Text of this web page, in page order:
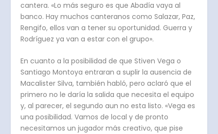
cantera. «Lo más seguro es que Abadía vaya al
banco. Hay muchos canteranos como Salazar, Paz,
Rengifo, ellos van a tener su oportunidad. Guerra y
Rodríguez ya van a estar con el grupo».
En cuanto a la posibilidad de que Stiven Vega o
Santiago Montoya entraran a suplir la ausencia de
Macalister Silva, también habló, pero aclaró que el
primero no le daría la salida que necesita el equipo
y, al parecer, el segundo aun no esta listo. «Vega es
una posibilidad. Vamos de local y de pronto
necesitamos un jugador más creativo, que pise